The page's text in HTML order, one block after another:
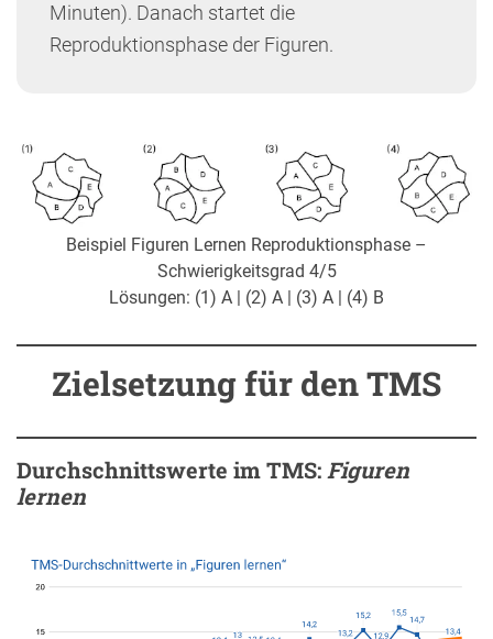
Minuten). Danach startet die
Reproduktionsphase der Figuren.
Beispiel Figuren Lernen Reproduktionsphase –
Schwierigkeitsgrad 4/5
Lösungen: (1) A | (2) A | (3) A | (4) B
Zielsetzung für den TMS
Durchschnittswerte im TMS: Figuren
lernen